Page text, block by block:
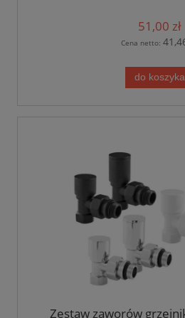
51,00 zł
Cena netto:
do koszyka
Zestaw zaworów